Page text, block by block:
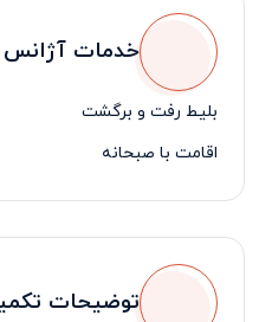
خدمات آژانس
بلیط رفت و برگشت
اقامت با صبحانه
توضیحات